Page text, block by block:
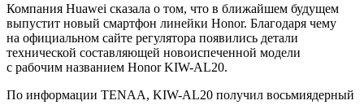
Компания Huawei сказала о том, что в ближайшем будущем
выпустит новый смартфон линейки Honor. Благодаря чему
на официальном сайте регулятора появились детали
технической составляющей новоиспеченной модели
с рабочим названием Honor KIW-AL20.
По информации TENAA, KIW-AL20 получил восьмиядерный